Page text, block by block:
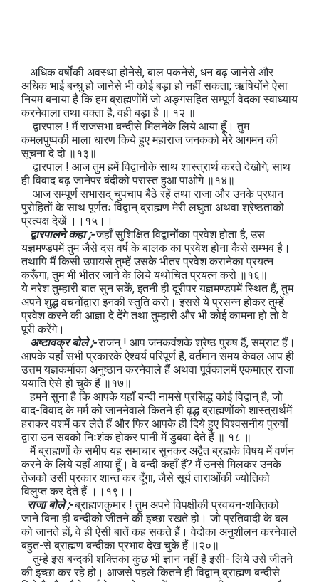
अधिक वर्षोंकी अवस्था होनेसे, बाल पकनेसे, धन बढ़ जानेसे और
अधिक भाई बन्धु हो जानेसे भी कोई बड़ा हो नहीं सकता; ऋषियोंने ऐसा
नियम बनाया है कि हम ब्राह्मणोंमें जो अङ्गसहित सम्पूर्ण वेदका स्वाध्याय
करनेवाला तथा वक्ता है, वही बड़ा है ॥ १२ ॥
द्वारपाल ! मैं राजसभा बन्दीसे मिलनेके लिये आया हूँ। तुम
कमलपुष्पकी माला धारण किये हुए महाराज जनकको मेरे आगमन की
सूचना दे दो ॥१३॥
द्वारपाल ! आज तुम हमें विद्वानोंके साथ शास्त्रार्थ करते देखोगे, साथ
ही विवाद बढ़ जानेपर बंदीको परास्त हुआ पाओगे ॥१४॥
आज सम्पूर्ण सभासद् चुपचाप बैठे रहें तथा राजा और उनके प्रधान
पुरोहितों के साथ पूर्णतः विद्वान् ब्राह्मण मेरी लघुता अथवा श्रेष्ठताको
प्रत्यक्ष देखें ।।१५।।
द्वारपालने कहा ;-जहाँ सुशिक्षित विद्वानोंका प्रवेश होता है, उस
यज्ञमण्डपमें तुम जैसे दस वर्ष के बालक का प्रवेश होना कैसे सम्भव है।
तथापि मैं किसी उपायसे तुम्हें उसके भीतर प्रवेश करानेका प्रयत्न
करूँगा; तुम भी भीतर जाने के लिये यथोचित प्रयत्न करो ॥१६॥
ये नरेश तुम्हारी बात सुन सकें, इतनी ही दूरीपर यज्ञमण्डपमें स्थित हैं, तुम
अपने शुद्ध वचनोंद्वारा इनकी स्तुति करो। इससे ये प्रसन्न होकर तुम्हें
प्रवेश करने की आज्ञा दे देंगे तथा तुम्हारी और भी कोई कामना हो तो वे
पूरी करेंगे।
अष्टावक्र बोले ;-राजन् ! आप जनकवंशके श्रेष्ठ पुरुष हैं, सम्राट हैं।
आपके यहाँ सभी प्रकारके ऐश्वर्य परिपूर्ण हैं, वर्तमान समय केवल आप ही
उत्तम यज्ञकर्माका अनुष्ठान करनेवाले हैं अथवा पूर्वकालमें एकमात्र राजा
ययाति ऐसे हो चुके हैं ॥१७॥
हमने सुना है कि आपके यहाँ बन्दी नामसे प्रसिद्ध कोई विद्वान् है, जो
वाद-विवाद के मर्म को जाननेवाले कितने ही वृद्ध ब्राह्मणोंको शास्त्रार्थमें
हराकर वशमें कर लेते हैं और फिर आपके ही दिये हुए विश्वसनीय पुरुषों
द्वारा उन सबको निःशंक होकर पानी में डुबवा देते हैं ॥ १८ ॥
मैं ब्राह्मणों के समीप यह समाचार सुनकर अद्वैत ब्रह्मके विषय में वर्णन
करने के लिये यहाँ आया हूँ। वे बन्दी कहाँ हैं? मैं उनसे मिलकर उनके
तेजको उसी प्रकार शान्त कर दूँगा, जैसे सूर्य ताराओंकी ज्योतिको
विलुप्त कर देते हैं ।।१९।।
राजा बोले ;-ब्राह्मणकुमार ! तुम अपने विपक्षीकी प्रवचन-शक्तिको
जाने बिना ही बन्दीको जीतने की इच्छा रखते हो। जो प्रतिवादी के बल
को जानते हों, वे ही ऐसी बातें कह सकते हैं। वेदोंका अनुशीलन करनेवाले
बहुत-से ब्राह्मण बन्दीका प्रभाव देख चुके हैं ॥२०॥
तुम्हे इस बन्दकी शक्तिका कुछ भी ज्ञान नहीं है इसी- लिये उसे जीतने
की इच्छा कर रहे हो। आजसे पहले कितने ही विद्वान् ब्राह्मण बन्दीसे